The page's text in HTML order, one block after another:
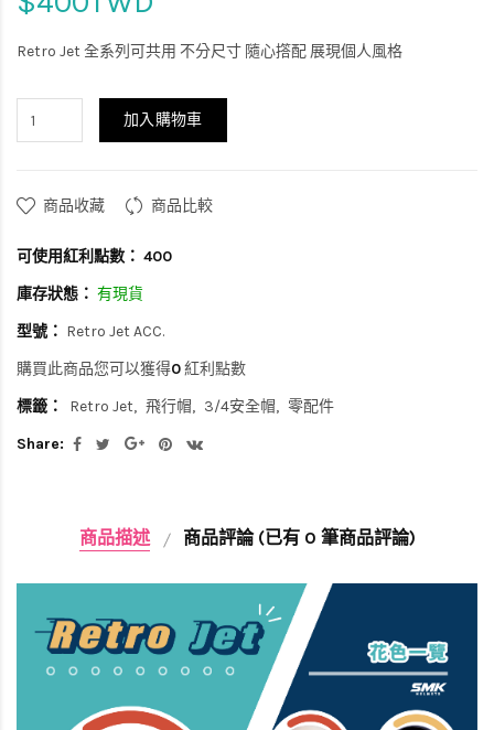
Retro Jet 全系列可共用 不分尺寸 隨心撘配 展現個人風格
加入購物車
商品收藏 商品比較
可使用紅利點數： 400
庫存狀態： 有現貨
型號： Retro Jet ACC.
購買此商品您可以獲得0紅利點數
標籤：
Retro Jet 飛行帽 3/4安全帽
零配件
Share:
商品描述 商品評論 (已有 0 筆商品評論)